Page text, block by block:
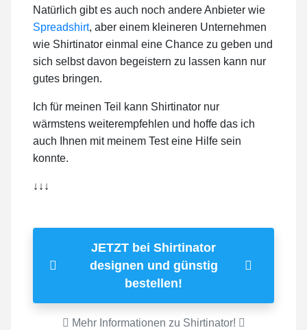
Natürlich gibt es auch noch andere Anbieter wie
Spreadshirt, aber einem kleineren Unternehmen
wie Shirtinator einmal eine Chance zu geben und
sich selbst davon begeistern zu lassen kann nur
gutes bringen.
Ich für meinen Teil kann Shirtinator nur
wärmstens weiterempfehlen und hoffe das ich
auch Ihnen mit meinem Test eine Hilfe sein
konnte.
↓↓↓
JETZT bei Shirtinator
designen und günstig
bestellen!
Mehr Informationen zu Shirtinator!